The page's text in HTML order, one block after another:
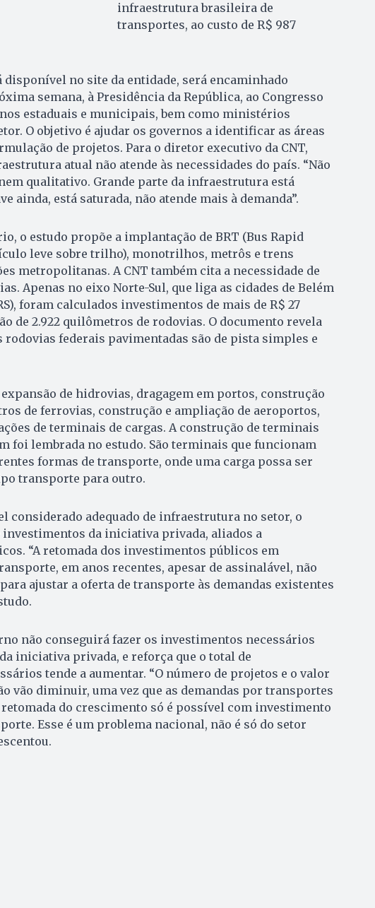
infraestrutura brasileira de
transportes, ao custo de R$ 987
disponível no site da entidade, será encaminhado
semana, à Presidência da República, ao Congresso
estaduais e municipais, bem como ministérios
O objetivo é ajudar os governos a identificar as áreas
de projetos. Para o diretor executivo da CNT,
atual não atende às necessidades do país. “Não
qualitativo. Grande parte da infraestrutura está
ainda, está saturada, não atende mais à demanda”.
o estudo propõe a implantação de BRT (Bus Rapid
leve sobre trilho), monotrilhos, metrôs e trens
metropolitanas. A CNT também cita a necessidade de
Apenas no eixo Norte-Sul, que liga as cidades de Belém
foram calculados investimentos de mais de R$ 27
de 2.922 quilômetros de rodovias. O documento revela
rodovias federais pavimentadas são de pista simples e
de hidrovias, dragagem em portos, construção
de ferrovias, construção e ampliação de aeroportos,
de terminais de cargas. A construção de terminais
foi lembrada no estudo. São terminais que funcionam
formas de transporte, onde uma carga possa ser
transporte para outro.
considerado adequado de infraestrutura no setor, o
investimentos da iniciativa privada, aliados a
“A retomada dos investimentos públicos em
em anos recentes, apesar de assinalável, não
ajustar a oferta de transporte às demandas existentes
não conseguirá fazer os investimentos necessários
iniciativa privada, e reforça que o total de
tende a aumentar. “O número de projetos e o valor
vão diminuir, uma vez que as demandas por transportes
retomada do crescimento só é possível com investimento
Esse é um problema nacional, não é só do setor